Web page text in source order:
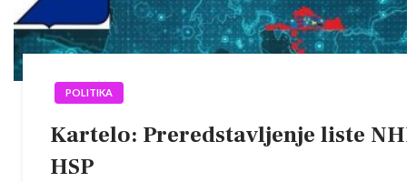
POLITIKA
Kartelo: Preredstavljenje liste
HSP